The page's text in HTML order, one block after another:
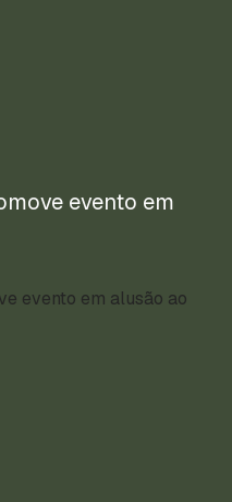
evento em